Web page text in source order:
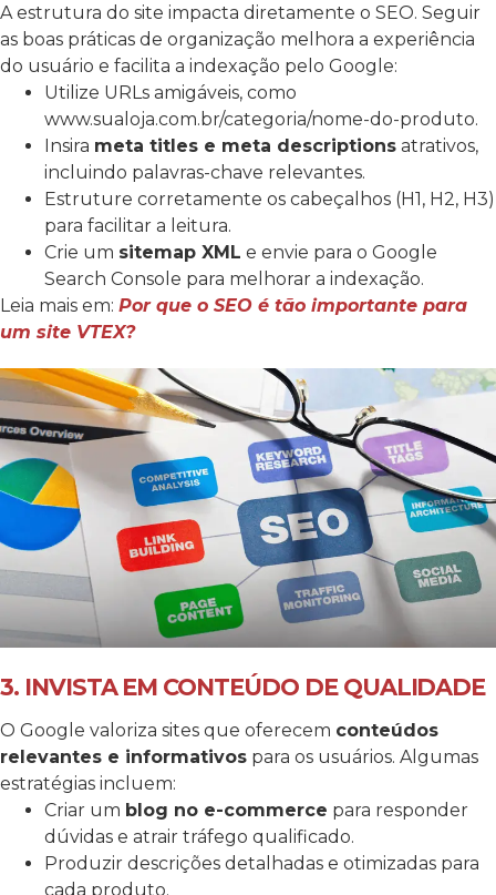
A estrutura do site impacta diretamente o SEO. Seguir
as boas práticas de organização melhora a experiência
do usuário e facilita a indexação pelo Google:
Utilize URLs amigáveis, como
www.sualoja.com.br/categoria/nome-do-produto.
Insira meta titles e meta descriptions atrativos,
incluindo palavras-chave relevantes.
Estruture corretamente os cabeçalhos (H1, H2, H3)
para facilitar a leitura.
Crie um sitemap XML e envie para o Google
Search Console para melhorar a indexação.
Leia mais em: Por que o SEO é tão importante para
um site VTEX?
3. INVISTA EM CONTEÚDO DE QUALIDADE
O Google valoriza sites que oferecem conteúdos
relevantes e informativos para os usuários. Algumas
estratégias incluem:
Criar um blog no e-commerce para responder
dúvidas e atrair tráfego qualificado.
Produzir descrições detalhadas e otimizadas para
cada produto.